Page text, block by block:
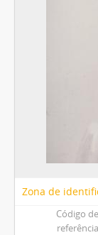
Zona de
Código de
referência